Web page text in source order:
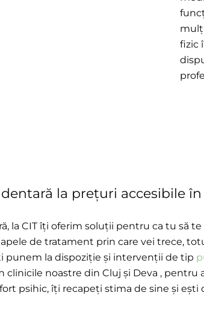
fizic
la prețuri accesibile în
la CIT îți oferim soluții pentru ca tu să
de tratament prin care vei trece,
punem la dispoziție și intervenții de tip
clinicile noastre din Cluj și Deva ,
psihic, îți recapeți stima de sine și